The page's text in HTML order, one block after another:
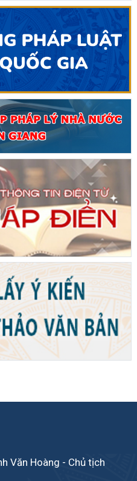
Văn Hoàng - Chủ tịch